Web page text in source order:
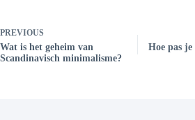
PREVIOUS
Wat is het geheim van
Scandinavisch minimalisme?
Hoe pas je